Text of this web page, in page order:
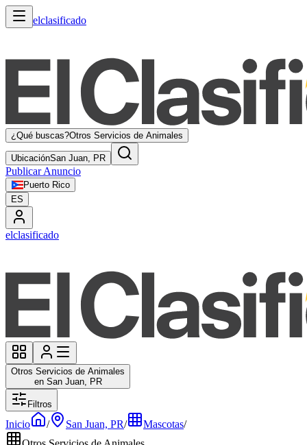
elclasificado
¿Qué buscas?Otros Servicios de Animales
UbicaciónSan Juan, PR
Publicar Anuncio
Puerto Rico
ES
elclasificado
Otros Servicios de Animales
en San Juan, PR
Filtros
Inicio / San Juan, PR/ Mascotas/